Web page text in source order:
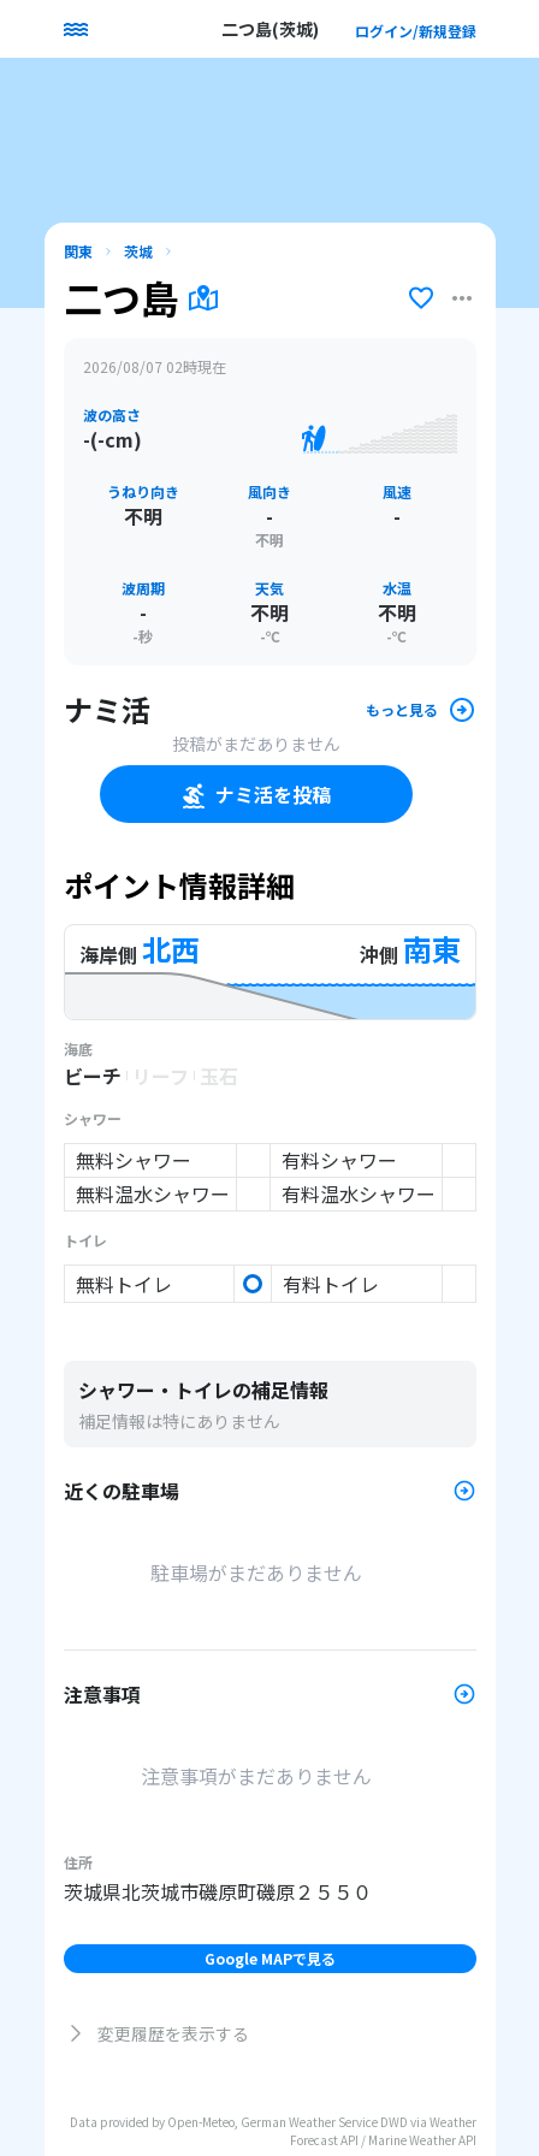
二つ島(茨城) ログイン/新規登録
関東 茨城
二つ島
2026/08/07 02時現在
波の高さ
-(-cm)
うねり向き
不明
風向き
-
不明
風速
-
波周期
-
-秒
天気
不明
-℃
水温
不明
-℃
ナミ活 もっと見る
投稿がまだありません
ナミ活を投稿
ポイント情報詳細
海岸側 北西 沖側 南東
海底
ビーチ リーフ 玉石
シャワー
無料シャワー
有料シャワー
無料温水シャワー
有料温水シャワー
トイレ
無料トイレ 有料トイレ
シャワー・トイレの補足情報
補足情報は特にありません
近くの駐車場
駐車場がまだありません
注意事項
注意事項がまだありません
住所
茨城県北茨城市磯原町磯原２５５０
Google MAPで見る
変更履歴を表示する
Data provided by Open-Meteo, German Weather Service DWD via Weather
Forecast API / Marine Weather API